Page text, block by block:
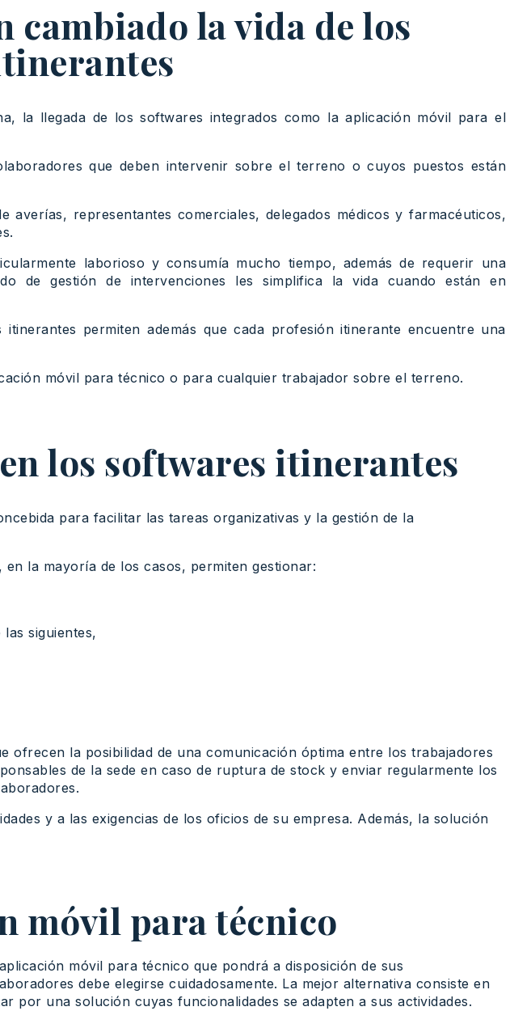
cambiado la vida de los
la llegada de los softwares integrados como la aplicación móvil para el
que deben intervenir sobre el terreno o cuyos puestos están
representantes comerciales, delegados médicos y farmacéuticos,
laborioso y consumía mucho tiempo, además de requerir una
de gestión de intervenciones les simplifica la vida cuando están en
permiten además que cada profesión itinerante encuentre una
móvil para técnico o para cualquier trabajador sobre el terreno.
los softwares itinerantes
para facilitar las tareas organizativas y la gestión de la
la mayoría de los casos, permiten gestionar:
siguientes,
la posibilidad de una comunicación óptima entre los trabajadores
de la sede en caso de ruptura de stock y enviar regularmente los
y a las exigencias de los oficios de su empresa. Además, la solución
móvil para técnico
móvil para técnico que pondrá a disposición de sus
debe elegirse cuidadosamente. La mejor alternativa consiste en
por una solución cuyas funcionalidades se adapten a sus actividades.